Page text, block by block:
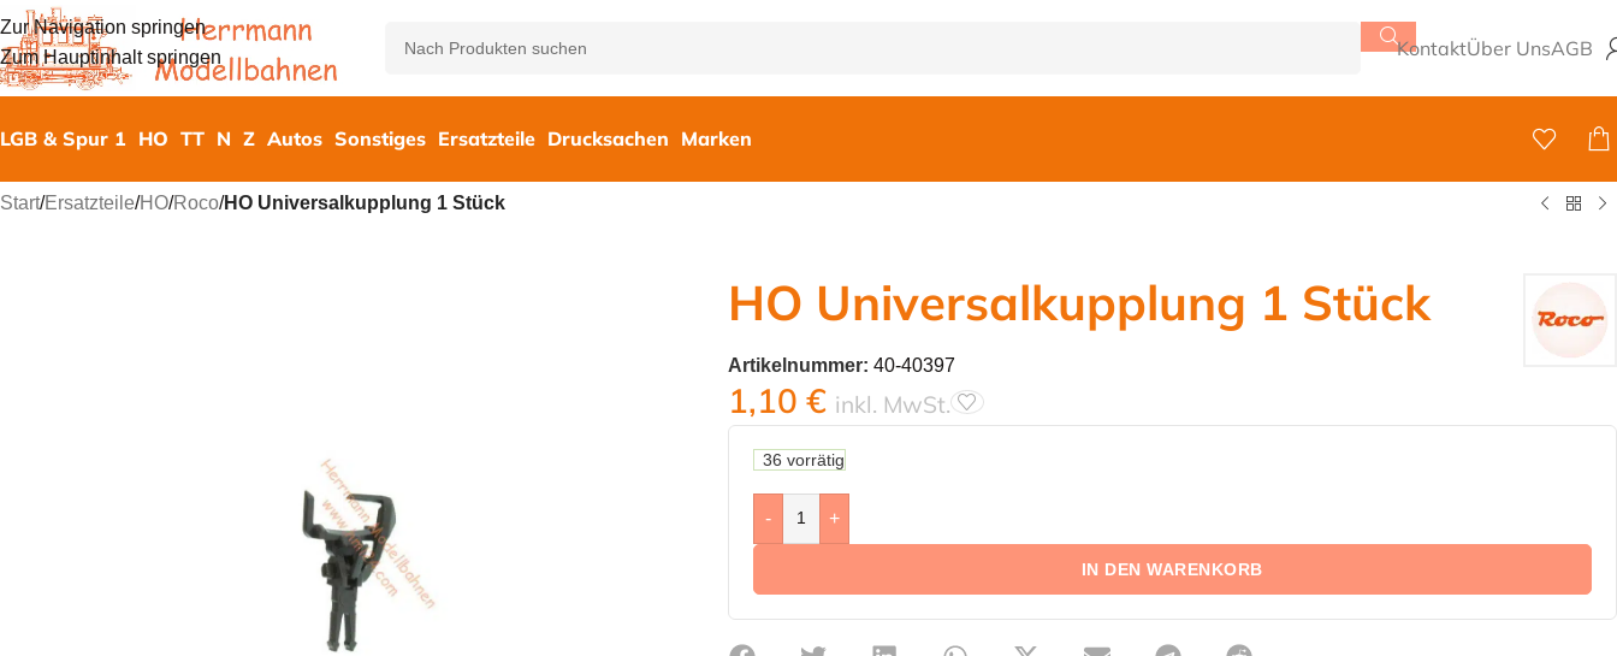
Zur Navigation springen
Zum Hauptinhalt springen
KontaktÜber UnsAGB
LGB & Spur 1 HO TT N Z Autos Sonstiges Ersatzteile Drucksachen Marken
Start/Ersatzteile/HO/Roco/HO Universalkupplung 1 Stück
HO Universalkupplung 1 Stück
Artikelnummer: 40-40397
1,10 € inkl. MwSt.
36 vorrätig
- +
IN DEN WARENKORB